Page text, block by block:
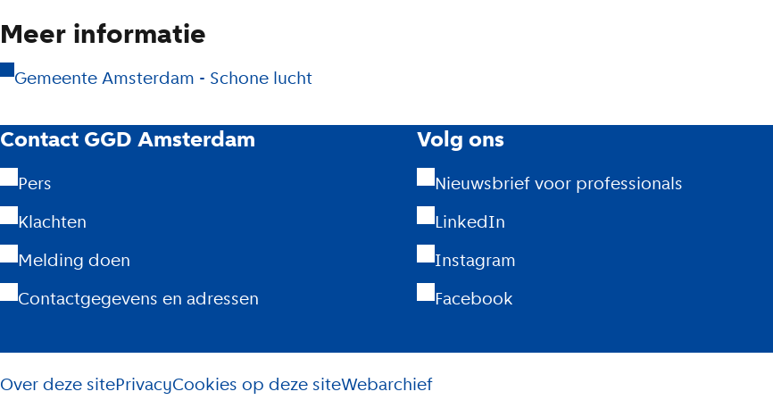
Meer informatie
Gemeente Amsterdam - Schone lucht
G
G
D
A
m
Contact GGD Amsterdam
Pers
Klachten
Melding doen
Contactgegevens en adressen
Volg ons
Nieuwsbrief voor professionals
LinkedIn
Instagram
Facebook
Over deze sitePrivacyCookies op deze siteWebarchief